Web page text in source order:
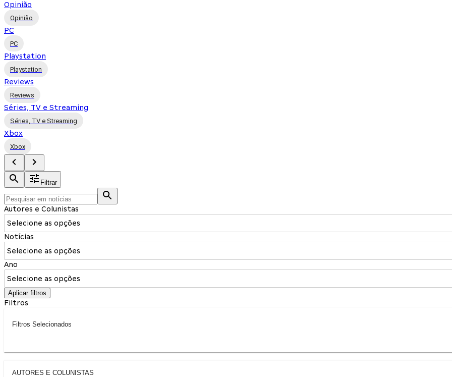
Opinião
Opinião
PC
PC
Playstation
Playstation
Reviews
Reviews
Séries, TV e Streaming
Séries, TV e Streaming
Xbox
Xbox
Filtrar
Autores e Colunistas
Selecione as opções
Notícias
Selecione as opções
Ano
Selecione as opções
Aplicar filtros
Filtros
Filtros Selecionados
AUTORES E COLUNISTAS